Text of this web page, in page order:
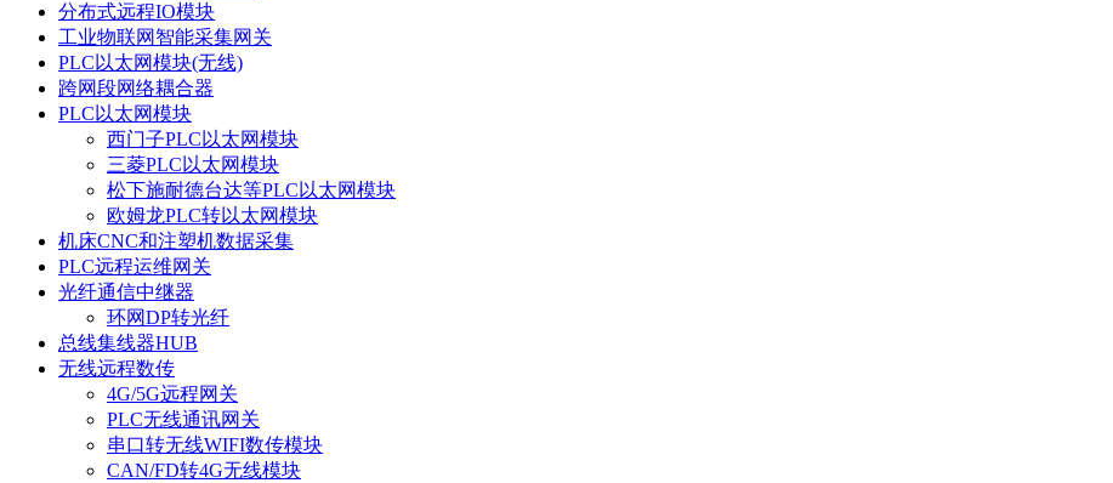
分布式远程IO模块
工业物联网智能采集网关
PLC以太网模块(无线)
跨网段网络耦合器
PLC以太网模块
西门子PLC以太网模块
三菱PLC以太网模块
松下施耐德台达等PLC以太网模块
欧姆龙PLC转以太网模块
机床CNC和注塑机数据采集
PLC远程运维网关
光纤通信中继器
环网DP转光纤
总线集线器HUB
无线远程数传
4G/5G远程网关
PLC无线通讯网关
串口转无线WIFI数传模块
CAN/FD转4G无线模块